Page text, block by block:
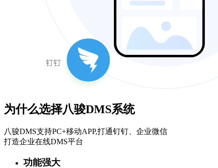
为什么选择八骏DMS系统
八骏DMS支持PC+移动APP,打通钉钉、企业微信
打造企业在线DMS平台
功能强大